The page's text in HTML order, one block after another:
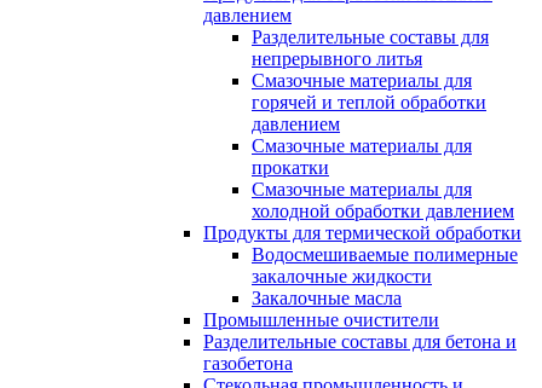
давлением
Разделительные составы для
непрерывного литья
Смазочные материалы для
горячей и теплой обработки
давлением
Смазочные материалы для
прокатки
Смазочные материалы для
холодной обработки давлением
Продукты для термической обработки
Водосмешиваемые полимерные
закалочные жидкости
Закалочные масла
Промышленные очистители
Разделительные составы для бетона и
газобетона